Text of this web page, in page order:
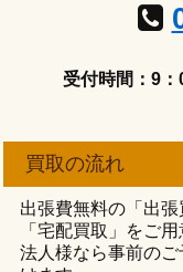
受付時間：9
買取の流れ
出張費無料の「出
「宅配買取」をご用
法人様なら事前の